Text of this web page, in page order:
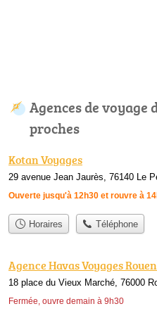
Agences de voyage
proches
Kotan Voyages
29 avenue Jean Jaurès, 76140 Le
Ouverte jusqu'à 12h30 et rouvre à
Horaires Téléphone
Agence Havas Voyages Rouen
18 place du Vieux Marché, 76000
Fermée, ouvre demain à 9h30